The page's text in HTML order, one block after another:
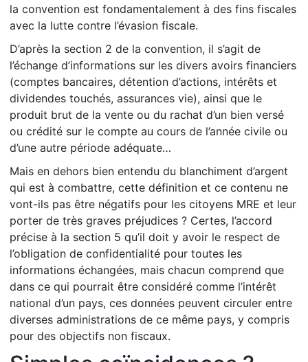
la convention est fondamentalement à des fins fiscales
avec la lutte contre l’évasion fiscale.
D’après la section 2 de la convention, il s’agit de
l’échange d’informations sur les divers avoirs financiers
(comptes bancaires, détention d’actions, intérêts et
dividendes touchés, assurances vie), ainsi que le
produit brut de la vente ou du rachat d’un bien versé
ou crédité sur le compte au cours de l’année civile ou
d’une autre période adéquate…
Mais en dehors bien entendu du blanchiment d’argent
qui est à combattre, cette définition et ce contenu ne
vont-ils pas être négatifs pour les citoyens MRE et leur
porter de très graves préjudices ? Certes, l’accord
précise à la section 5 qu’il doit y avoir le respect de
l’obligation de confidentialité pour toutes les
informations échangées, mais chacun comprend que
dans ce qui pourrait être considéré comme l’intérêt
national d’un pays, ces données peuvent circuler entre
diverses administrations de ce même pays, y compris
pour des objectifs non fiscaux.